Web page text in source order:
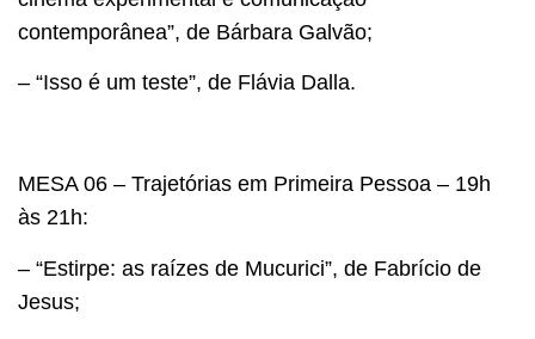
contemporânea”, de Bárbara Galvão;
– “Isso é um teste”, de Flávia Dalla.
MESA 06 – Trajetórias em Primeira Pessoa – 19h
às 21h:
– “Estirpe: as raízes de Mucurici”, de Fabrício de
Jesus;